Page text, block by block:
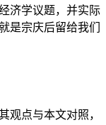
济学议题，并实际
是宗庆后留给我们
观点与本文对照，